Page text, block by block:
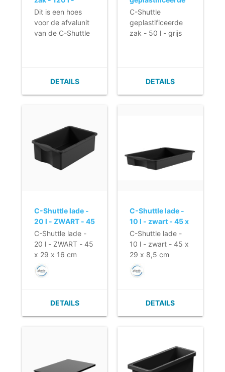
ZWART
Dit is een hoes
voor de afvalunit
van de C-Shuttle
biedt een
optimale
onzichtbaar op de
schoonmaakwagen
aanwezig is.
DETAILS
zak - 50 l - grijs
C-Shuttle
geplastificeerde
zak - 50 l - grijs
DETAILS
C-Shuttle lade -
20 l - ZWART - 45
x 29 x 16 cm
C-Shuttle lade -
20 l - ZWART - 45
x 29 x 16 cm
DETAILS
C-Shuttle lade -
10 l - zwart - 45 x
29 x 8,5 cm
C-Shuttle lade -
10 l - zwart - 45 x
29 x 8,5 cm
DETAILS